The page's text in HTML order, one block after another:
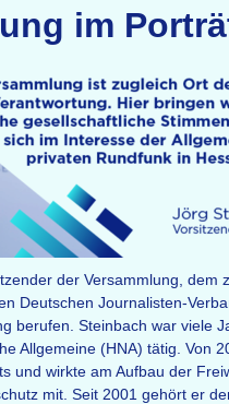
im
der Versammlung, dem
Deutschen Journalisten-
berufen. Steinbach war viele
Allgemeine (HNA) tätig. Von
und wirkte am Aufbau der
mit. Seit 2001 gehört er